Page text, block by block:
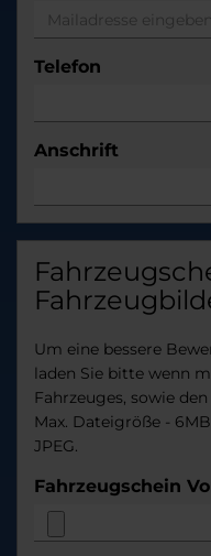
Telefon
Anschrift
Um eine bessere
laden Sie bitte wenn
Fahrzeuges, sowie
Max. Dateigröße -
JPEG.
Fahrzeugschein